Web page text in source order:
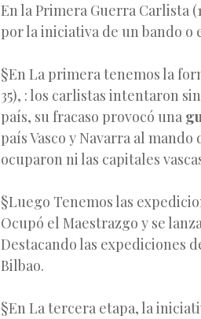
En la Primera Guerra Carlista
por la iniciativa de un bando o
§En La primera tenemos la
35), : los carlistas intentaron
país, su fracaso provocó una
país Vasco y Navarra al
ocuparon ni las capitales
§Luego Tenemos las
Ocupó el Maestrazgo y se
Destacando las expediciones
Bilbao.
§En La tercera etapa, la